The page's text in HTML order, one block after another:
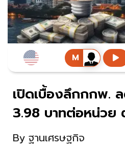
เปิดเบื้องลึกกกพ.
3.98 บาทต่อหน่วย
By ฐานเศรษฐกิจ